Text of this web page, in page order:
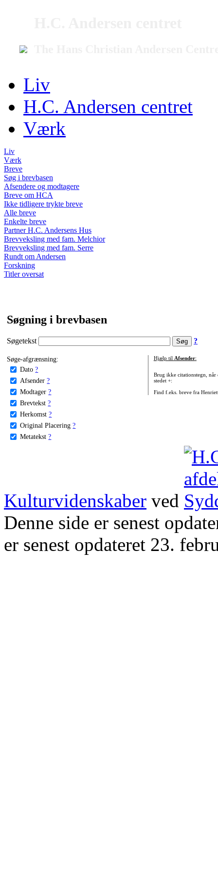
Liv
H.C. Andersen centret
Værk
Liv
Værk
Breve
Søg i brevbasen
Afsendere og modtagere
Breve om HCA
Ikke tidligere trykte breve
Alle breve
Enkelte breve
Partner H.C. Andersens Hus
Brevveksling med fam. Melchior
Brevveksling med fam. Serre
Rundt om Andersen
Forskning
Titler oversat
Søgning i brevbasen
Søgetekst ?
Søge-afgrænsning:
Dato ?
Afsender ?
Modtager ?
Brevtekst ?
Herkomst ?
Original Placering ?
Metatekst ?
Hjælp til Afsender:
Brug ikke citationstegn, når
stedet +:
Find f.eks. breve fra
Kulturvidenskaber ved
Denne side er senest
er senest opdateret 23.